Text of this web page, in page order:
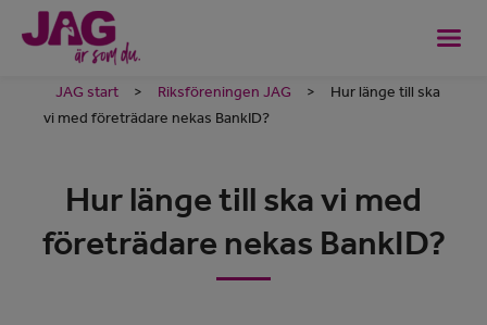
JAG start > Riksföreningen JAG >
Hur länge till ska
vi med företrädare nekas BankID?
Hur länge till ska vi med
företrädare nekas BankID?